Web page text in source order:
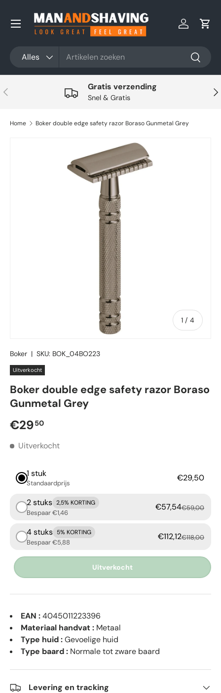
Ga naar inhoud
Alles Zoeken
Inloggen
Vorige Gratis verzending
Snel & Gratis
Home Boker double edge safety razor Boraso Gunmetal Grey
Ga direct naar productinformatie
1 / van
4
Boker | SKU: BOK_04BO223
Uitverkocht
Boker double edge safety razor Boraso
Gunmetal Grey
Reguliere prijs
€2950
Uitverkocht
1 stuk
Standaardprijs
€29,50
2 stuks 2,5% KORTING
Bespaar €1,46
€57,54€59,00
4 stuks 5% KORTING
Bespaar €5,88
€112,12€118,00
Uitverkocht
EAN :4045011223396
Materiaal handvat : Metaal
Type huid :Gevoelige huid
Type baard : Normale tot zware baard
Levering en tracking